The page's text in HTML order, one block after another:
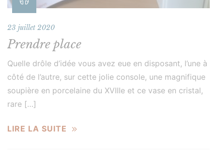
23 juillet 2020
Prendre place
Quelle drôle d’idée vous avez eue en disposant, l’une à
côté de l’autre, sur cette jolie console, une magnifique
soupière en porcelaine du XVIIIe et ce vase en cristal,
rare […]
LIRE LA SUITE